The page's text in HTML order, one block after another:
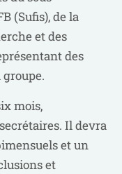
(Sufis), de la
et des
des
mois,
Il devra
et un
et